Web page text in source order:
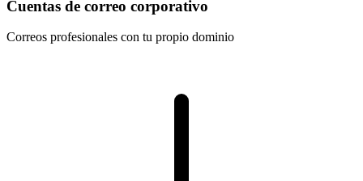
Cuentas de correo corporativo
Correos profesionales con tu propio dominio